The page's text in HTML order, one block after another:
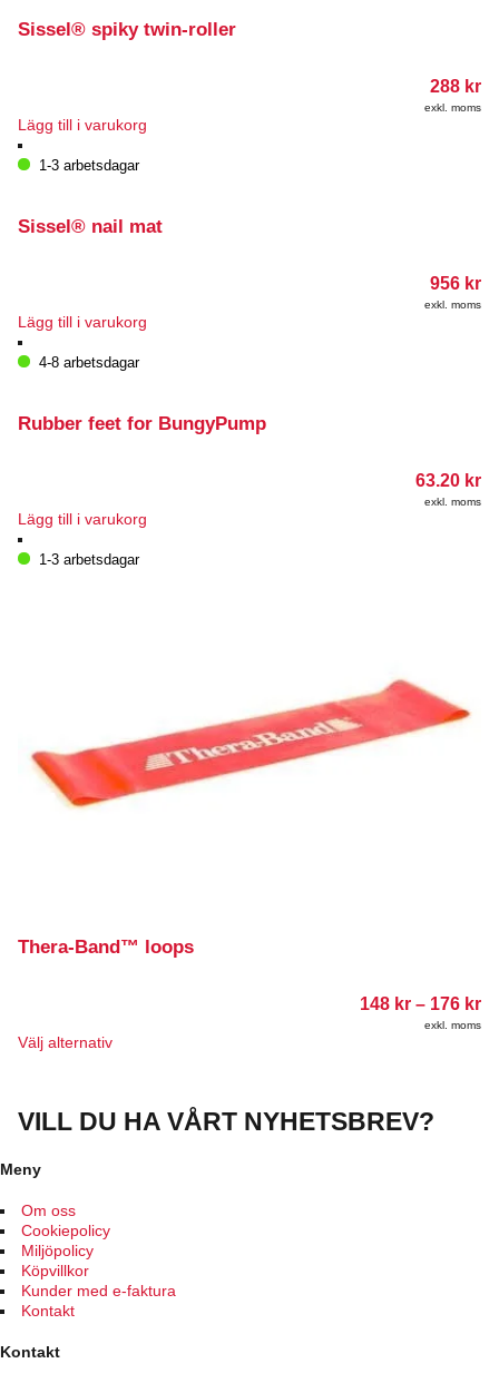
Sissel® spiky twin-roller
288 kr
exkl. moms
Lägg till i varukorg
1-3 arbetsdagar
Sissel® nail mat
956 kr
exkl. moms
Lägg till i varukorg
4-8 arbetsdagar
Rubber feet for BungyPump
63.20 kr
exkl. moms
Lägg till i varukorg
1-3 arbetsdagar
Thera-Band™ loops
148 kr – 176 kr
exkl. moms
Välj alternativDen
flera
produktsidan
VILL DU HA VÅRT NYHETSBREV?
Meny
Om oss
Cookiepolicy
Miljöpolicy
Köpvillkor
Kunder med e-faktura
Kontakt
Kontakt